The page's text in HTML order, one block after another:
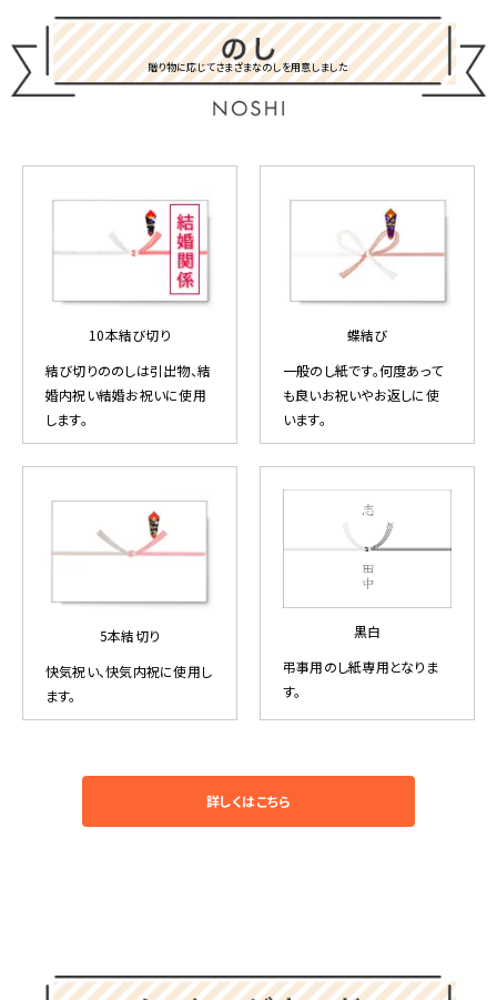
贈り物に応じてさまざまなのしを用意しました
10本結び切り
結び切りののしは引出物、結
婚内祝い結婚お祝いに使用
します。
蝶結び
一般のし紙です。何度あって
も良いお祝いやお返しに使
います。
5本結切り
快気祝い、快気内祝に使用し
ます。
黒白
弔事用のし紙専用となりま
す。
詳しくはこちら